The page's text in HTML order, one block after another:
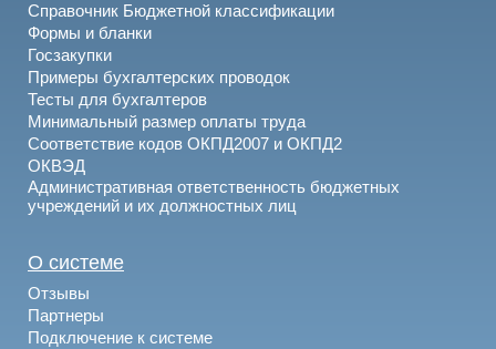
Справочник Бюджетной классификации
Формы и бланки
Госзакупки
Примеры бухгалтерских проводок
Тесты для бухгалтеров
Минимальный размер оплаты труда
Соответствие кодов ОКПД2007 и ОКПД2
ОКВЭД
Административная ответственность бюджетных
учреждений и их должностных лиц
О системе
Отзывы
Партнеры
Подключение к системе